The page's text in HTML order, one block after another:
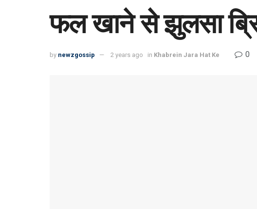
फल खाने से झुलसा
by newzgossip 2 years ago in Khabrein Jara Hat Ke 0